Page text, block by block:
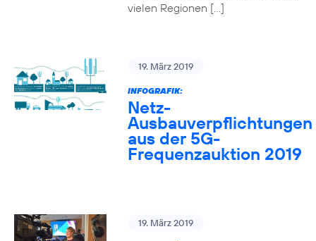
vielen Regionen […]
19. März 2019
INFOGRAFIK:
Netz-
Ausbauverpflichtungen
aus der 5G-
Frequenzauktion 2019
19. März 2019